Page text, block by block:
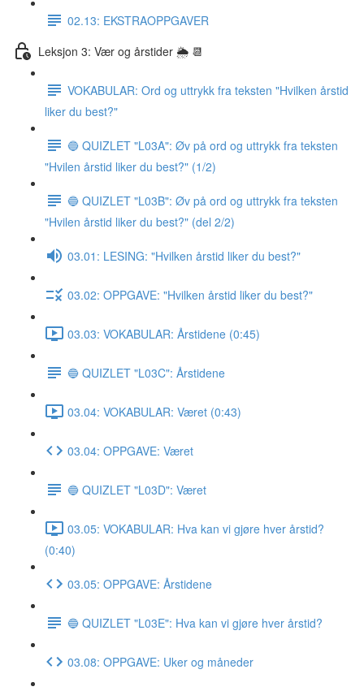
02.13: EKSTRAOPPGAVER
Leksjon 3: Vær og årstider 🌦 📆
VOKABULAR: Ord og uttrykk fra teksten "Hvilken årstid
liker du best?"
🔵 QUIZLET "L03A": Øv på ord og uttrykk fra teksten
"Hvilen årstid liker du best?" (1/2)
🔵 QUIZLET "L03B": Øv på ord og uttrykk fra teksten
"Hvilen årstid liker du best?" (del 2/2)
03.01: LESING: "Hvilken årstid liker du best?"
03.02: OPPGAVE: "Hvilken årstid liker du best?"
03.03: VOKABULAR: Årstidene (0:45)
🔵 QUIZLET "L03C": Årstidene
03.04: VOKABULAR: Været (0:43)
03.04: OPPGAVE: Været
🔵 QUIZLET "L03D": Været
03.05: VOKABULAR: Hva kan vi gjøre hver årstid?
(0:40)
03.05: OPPGAVE: Årstidene
🔵 QUIZLET "L03E": Hva kan vi gjøre hver årstid?
03.08: OPPGAVE: Uker og måneder